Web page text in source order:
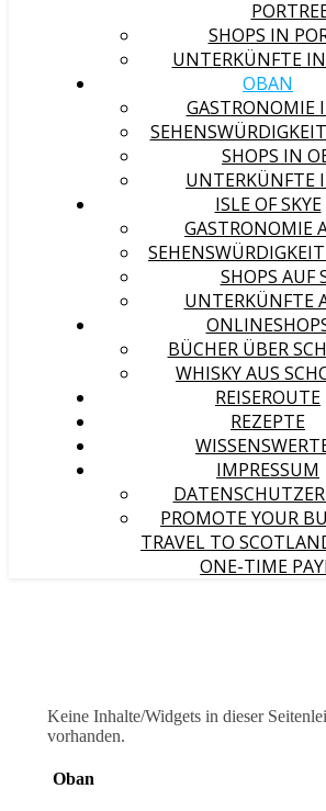
SHOPS IN
UNTERKÜNFTE
OBAN
GASTRONOMIE
SHOPS IN
UNTERKÜNFTE
ISLE OF SKYE
GASTRONOMIE
SHOPS AUF
UNTERKÜNFTE
BÜCHER ÜBER
WHISKY AUS
REISEROUTE
REZEPTE
IMPRESSUM
PROMOTE YOUR
TRAVEL TO
ONE-TIME
Keine Inhalte/Widgets in dieser
vorhanden.
Oban